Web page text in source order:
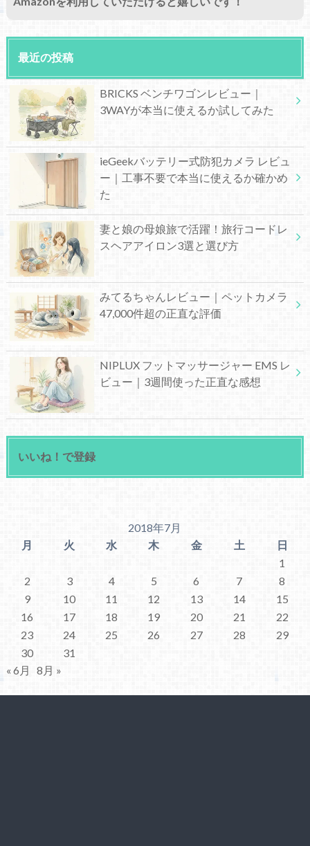
最近の投稿
BRICKS ベンチワゴンレビュー｜
3WAYが本当に使えるか試してみた
ieGeekバッテリー式防犯カメラ レビュ
ー｜工事不要で本当に使えるか確かめ
た
妻と娘の母娘旅で活躍！旅行コードレ
スヘアアイロン3選と選び方
みてるちゃんレビュー｜ペットカメラ
47,000件超の正直な評価
NIPLUX フットマッサージャー EMS レ
ビュー｜3週間使った正直な感想
いいね！で登録
2018年7月
月
火 水 木 金 土
日
1
2
3 4 5 6 7
8
9
10 11 12 13 14
15
16
17 18 19 20 21
22
23
24 25 26 27 28
29
30
31
« 6月
8月 »